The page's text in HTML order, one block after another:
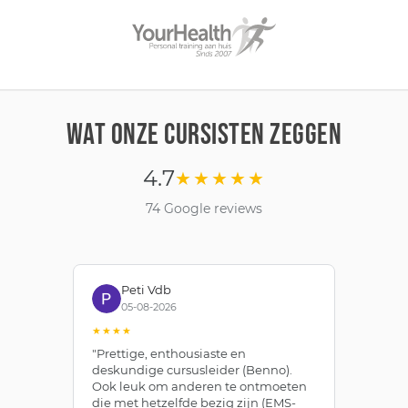
WAT ONZE CURSISTEN ZEGGEN
4.7★★★★★
74 Google reviews
Peti Vdb
05-08-2026
★★★★
"Prettige, enthousiaste en
deskundige cursusleider (Benno).
Ook leuk om anderen te ontmoeten
die met hetzelfde bezig zijn (EMS-